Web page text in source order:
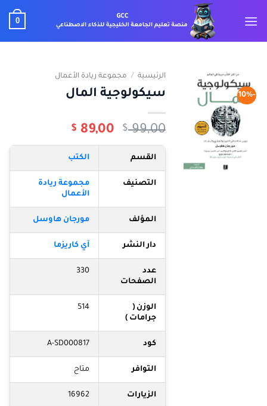
للمحتوى
0
-10%
الرئيسية / مجموعة ريادة الأعمال
سيكولوجية المال
$99,00
السعر
الأصلي
$ 99,00.
$ 89,00
الحالي
هو:
$ 89,00.
القسم الكتب
التصنيف
مجموعة ريادة
الأعمال
المؤلف مورجان هاوسل
دار النشر آي كاريزما
عدد
الصفحات
330
الوزن (
جرامات )
514
كود A-SD000817
التوافر متاح
الزيارات 16962